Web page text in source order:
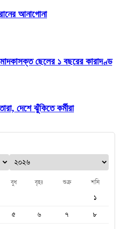
আনাগোনা
মাদকাসক্ত ছেলের ১ বছরের কারাদণ্ড
দেশে ঝুঁকিতে কর্মীরা
বুধ বৃহঃ শুক্র শনি
১
৫ ৬ ৭
৮